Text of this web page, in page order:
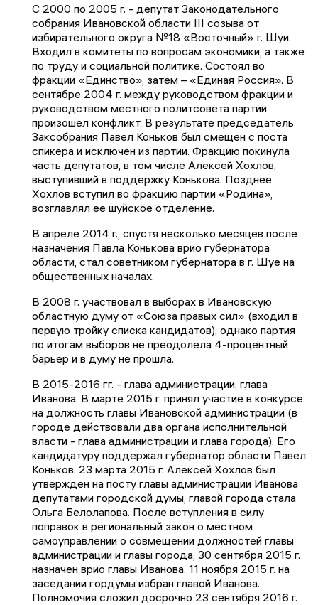
С 2000 по 2005 г. - депутат Законодательного
собрания Ивановской области III созыва от
избирательного округа №18 «Восточный» г. Шуи.
Входил в комитеты по вопросам экономики, а также
по труду и социальной политике. Состоял во
фракции «Единство», затем – «Единая Россия». В
сентябре 2004 г. между руководством фракции и
руководством местного политсовета партии
произошел конфликт. В результате председатель
Заксобрания Павел Коньков был смещен с поста
спикера и исключен из партии. Фракцию покинула
часть депутатов, в том числе Алексей Хохлов,
выступивший в поддержку Конькова. Позднее
Хохлов вступил во фракцию партии «Родина»,
возглавлял ее шуйское отделение.
В апреле 2014 г., спустя несколько месяцев после
назначения Павла Конькова врио губернатора
области, стал советником губернатора в г. Шуе на
общественных началах.
В 2008 г. участвовал в выборах в Ивановскую
областную думу от «Союза правых сил» (входил в
первую тройку списка кандидатов), однако партия
по итогам выборов не преодолела 4-процентный
барьер и в думу не прошла.
В 2015-2016 гг. - глава администрации, глава
Иванова. В марте 2015 г. принял участие в конкурсе
на должность главы Ивановской администрации (в
городе действовали два органа исполнительной
власти - глава администрации и глава города). Его
кандидатуру поддержал губернатор области Павел
Коньков. 23 марта 2015 г. Алексей Хохлов был
утвержден на посту главы администрации Иванова
депутатами городской думы, главой города стала
Ольга Белолапова. После вступления в силу
поправок в региональный закон о местном
самоуправлении о совмещении должностей главы
администрации и главы города, 30 сентября 2015 г.
назначен врио главы Иванова. 11 ноября 2015 г. на
заседании гордумы избран главой Иванова.
Полномочия сложил досрочно 23 сентября 2016 г.